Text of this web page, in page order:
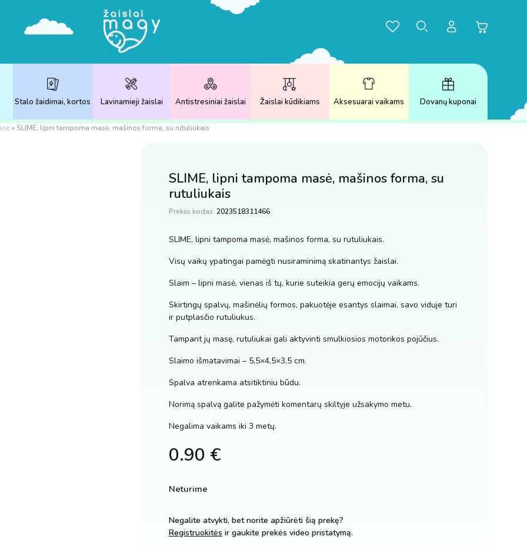
Stalo žaidimai, kortos Lavinamieji žaislai Antistresiniai žaislai Žaislai kūdikiams Aksesuarai vaikams Dovanų kuponai
»SLIME, lipni tampoma masė, mašinos forma, su rutuliukais
SLIME, lipni tampoma masė, mašinos forma, su
rutuliukais
Prekės kodas: 2023518311466
SLIME, lipni tampoma masė, mašinos forma, su rutuliukais.
Visų vaikų ypatingai pamėgti nusiraminimą skatinantys žaislai.
Slaim – lipni masė, vienas iš tų, kurie suteikia gerų emocijų vaikams.
Skirtingų spalvų, mašinėlių formos, pakuotėje esantys slaimai, savo viduje turi
ir putplasčio rutuliukus.
Tampant jų masę, rutuliukai gali aktyvinti smulkiosios motorikos pojūčius.
Slaimo išmatavimai – 5,5×4,5×3,5 cm.
Spalva atrenkama atsitiktiniu būdu.
Norimą spalvą galite pažymėti komentarų skiltyje užsakymo metu.
Negalima vaikams iki 3 metų.
0.90 €
Neturime
Negalite atvykti, bet norite apžiūrėti šią prekę?
Registruokitės ir gaukite prekės video pristatymą.